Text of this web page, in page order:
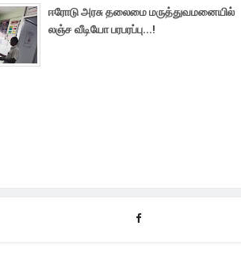
ஈரோடு அரசு தலைமை மருத்துவமனையில்
லஞ்ச வீடியோ பரபரப்பு...!